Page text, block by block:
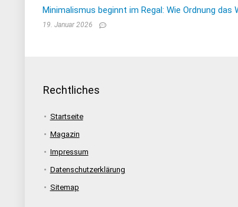
Minimalismus beginnt im Regal: Wie Ordnung das
19. Januar 2026
Rechtliches
Startseite
Magazin
Impressum
Datenschutzerklärung
Sitemap